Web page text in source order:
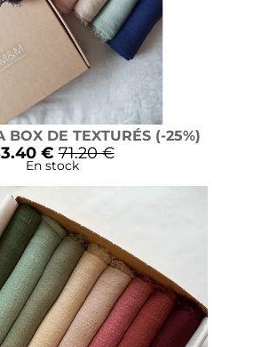
BOX DE TEXTURÉS (-25%)
€ 71.20 €
En stock